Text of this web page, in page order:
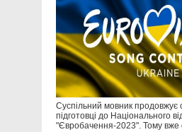
Суспільний мовник продовжує
підготовці до Національного
"Євробачення-2023". Тому вже